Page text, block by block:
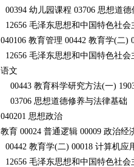
00394 幼儿园课程 03706 思想道
12656 毛泽东思想和中国特色社
040106 教育管理 00442 教育学(二)
12656 毛泽东思想和中国特色社
语文
00443 教育科学研究方法(一)
03706 思想道德修养与法律基础
040201 思想政治
教育 00024 普通逻辑 00009 政治
00442 教育学(二) 00018 计算机应
12656 毛泽东思想和中国特色社